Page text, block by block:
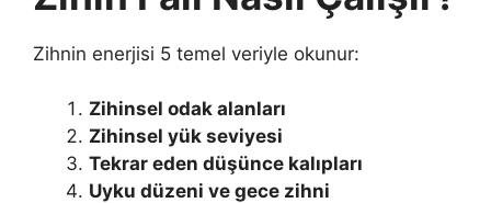
Zihnin enerjisi 5 temel veriyle okunur:
Zihinsel odak alanları
Zihinsel yük seviyesi
Tekrar eden düşünce kalıpları
Uyku düzeni ve gece zihni